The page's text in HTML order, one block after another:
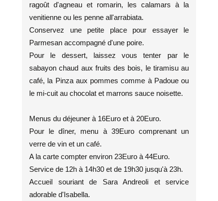
ragoût d'agneau et romarin, les calamars à la
venitienne ou les penne all'arrabiata.
Conservez une petite place pour essayer le
Parmesan accompagné d'une poire.
Pour le dessert, laissez vous tenter par le
sabayon chaud aux fruits des bois, le tiramisu au
café, la Pinza aux pommes comme à Padoue ou
le mi-cuit au chocolat et marrons sauce noisette.
Menus du déjeuner à 16Euro et à 20Euro.
Pour le dîner, menu à 39Euro comprenant un
verre de vin et un café.
A la carte compter environ 23Euro à 44Euro.
Service de 12h à 14h30 et de 19h30 jusqu'à 23h.
Accueil souriant de Sara Andreoli et service
adorable d'Isabella.